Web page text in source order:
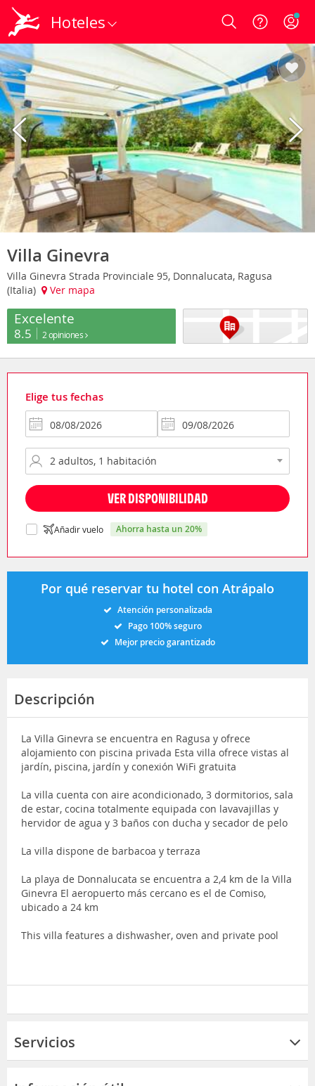
Hoteles Login
Villa Ginevra
Villa Ginevra Strada Provinciale 95, Donnalucata, Ragusa
(Italia)
Ver mapa
Excelente
8.5 2 opiniones
Elige tus fechas
VER DISPONIBILIDAD
Añadir vuelo ahorra hasta un 20%
Por qué reservar tu hotel con Atrápalo
Atención personalizada
Pago 100% seguro
Mejor precio garantizado
Descripción
La Villa Ginevra se encuentra en Ragusa y ofrece
alojamiento con piscina privada Esta villa ofrece vistas al
jardín, piscina, jardín y conexión WiFi gratuita
La villa cuenta con aire acondicionado, 3 dormitorios, sala
de estar, cocina totalmente equipada con lavavajillas y
hervidor de agua y 3 baños con ducha y secador de pelo
La villa dispone de barbacoa y terraza
La playa de Donnalucata se encuentra a 2,4 km de la Villa
Ginevra El aeropuerto más cercano es el de Comiso,
ubicado a 24 km
This villa features a dishwasher, oven and private pool
Servicios